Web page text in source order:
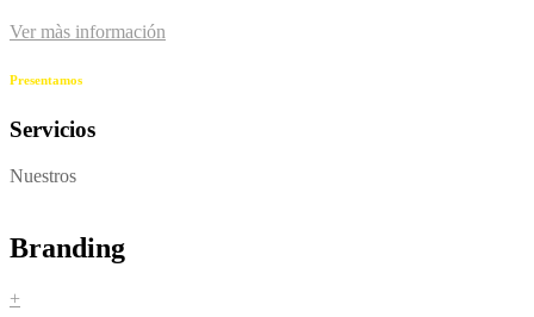
Ver màs información
Presentamos
Servicios
Nuestros
Branding
+